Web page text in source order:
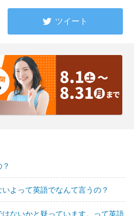
ツイート
よって英語でなんて言うの？
ないかと疑っています。って英語